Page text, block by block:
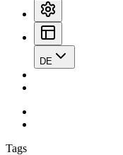
DE
Tags